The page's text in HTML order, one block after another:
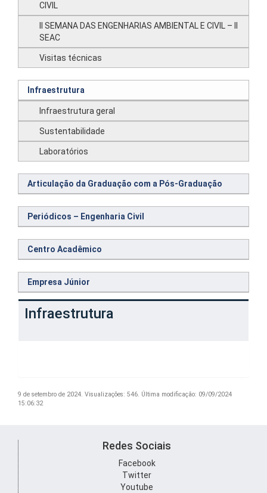
CIVIL
II SEMANA DAS ENGENHARIAS AMBIENTAL E CIVIL – II
SEAC
Visitas técnicas
Infraestrutura
Infraestrutura geral
Sustentabilidade
Laboratórios
Articulação da Graduação com a Pós-Graduação
Periódicos – Engenharia Civil
Centro Acadêmico
Empresa Júnior
Infraestrutura
9 de setembro de 2024. Visualizações: 546. Última modificação: 09/09/2024
15:06:32
Redes Sociais
Facebook
Twitter
Youtube